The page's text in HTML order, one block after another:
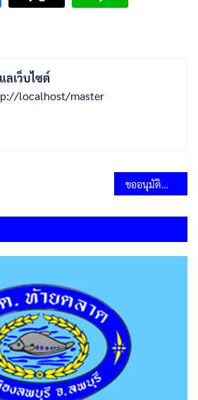
ลเว็บไซต์
localhost/master
ขออนุมัติดำเนินการกิจกรรมองค์กรสุขภาวะ (Happy Workplace) ประจำปีงบประมาณ พ.ศ.2568